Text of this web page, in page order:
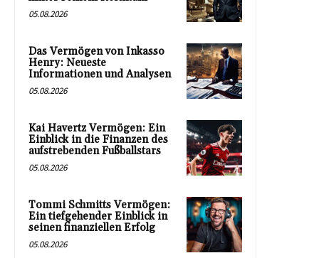
05.08.2026
Das Vermögen von Inkasso
Henry: Neueste
Informationen und Analysen
05.08.2026
Kai Havertz Vermögen: Ein
Einblick in die Finanzen des
aufstrebenden Fußballstars
05.08.2026
Tommi Schmitts Vermögen:
Ein tiefgehender Einblick in
seinen finanziellen Erfolg
05.08.2026